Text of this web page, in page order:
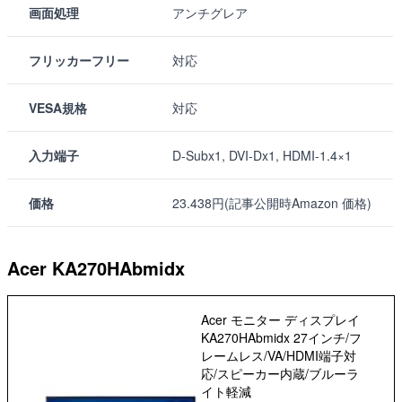
画面処理 アンチグレア
フリッカーフリー 対応
VESA規格 対応
入力端子 D-Subx1, DVI-Dx1, HDMI-1.4×1
価格 23.438円(記事公開時Amazon 価格)
Acer KA270HAbmidx
Acer モニター ディスプレイ
KA270HAbmidx 27インチ/フ
レームレス/VA/HDMI端子対
応/スピーカー内蔵/ブルーラ
イト軽減